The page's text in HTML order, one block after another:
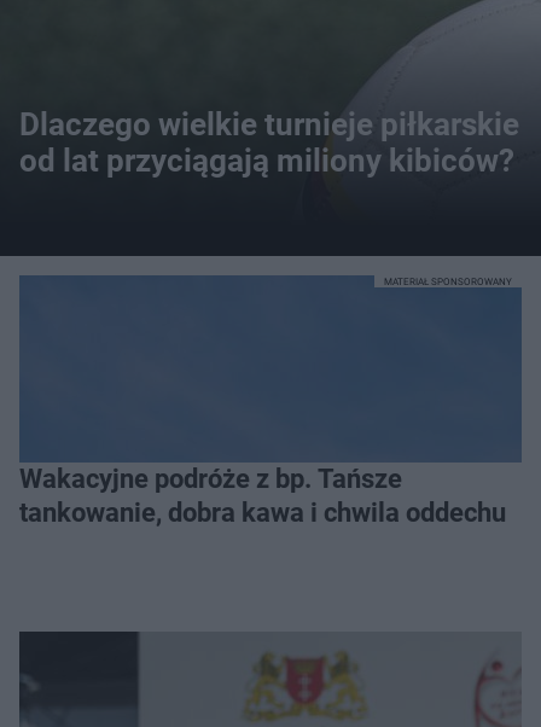
Dlaczego wielkie turnieje piłkarskie
od lat przyciągają miliony kibiców?
Wakacyjne podróże z bp. Tańsze
tankowanie, dobra kawa i chwila oddechu
MATERIAŁ SPONSOROWANY